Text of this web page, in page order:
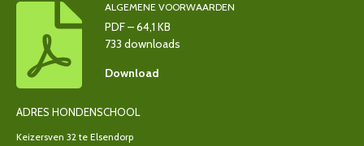
ALGEMENE VOORWAARDEN
PDF – 64,1 KB
733 downloads
Download
ADRES HONDENSCHOOL
Keizersven 32 te Elsendorp